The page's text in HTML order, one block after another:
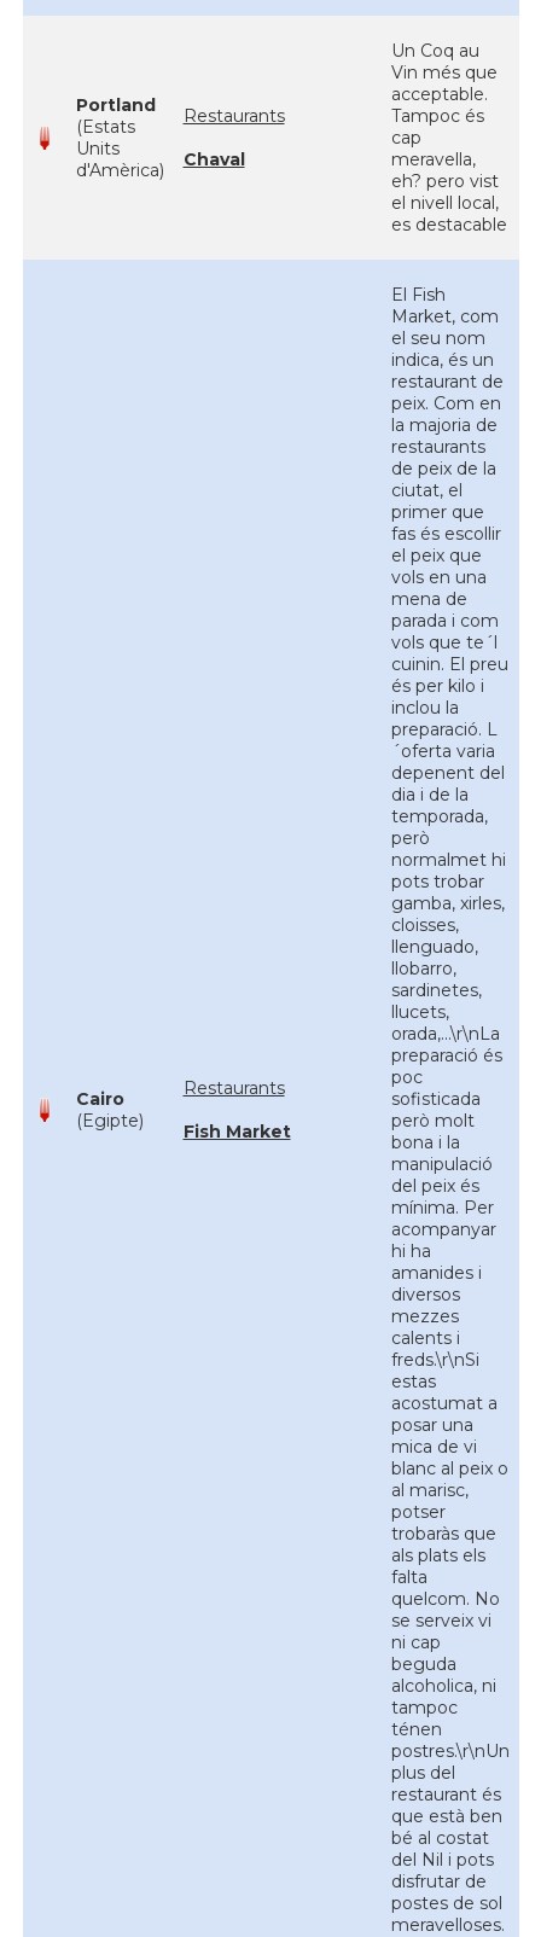
Portland
(Estats
Units
d'Amèrica)
Restaurants
Chaval
Un Coq au
Vin més que
acceptable.
Tampoc és
cap
meravella,
eh? pero vist
el nivell local,
es destacable
Cairo
(Egipte)
Restaurants
Fish Market
El Fish
Market, com
el seu nom
indica, és un
restaurant de
peix. Com en
la majoria de
restaurants
de peix de la
ciutat, el
primer que
fas és escollir
el peix que
vols en una
mena de
parada i com
vols que te´l
cuinin. El preu
és per kilo i
inclou la
preparació. L
´oferta varia
depenent del
dia i de la
temporada,
però
normalmet hi
pots trobar
gamba, xirles,
cloisses,
llenguado,
llobarro,
sardinetes,
llucets,
orada,...\r\nLa
preparació és
poc
sofisticada
però molt
bona i la
manipulació
del peix és
mínima. Per
acompanyar
hi ha
amanides i
diversos
mezzes
calents i
freds.\r\nSi
estas
acostumat a
posar una
mica de vi
blanc al peix o
al marisc,
potser
trobaràs que
als plats els
falta
quelcom. No
se serveix vi
ni cap
beguda
alcoholica, ni
tampoc
ténen
postres.\r\nUn
plus del
restaurant és
que està ben
bé al costat
del Nil i pots
disfrutar de
postes de sol
meravelloses.